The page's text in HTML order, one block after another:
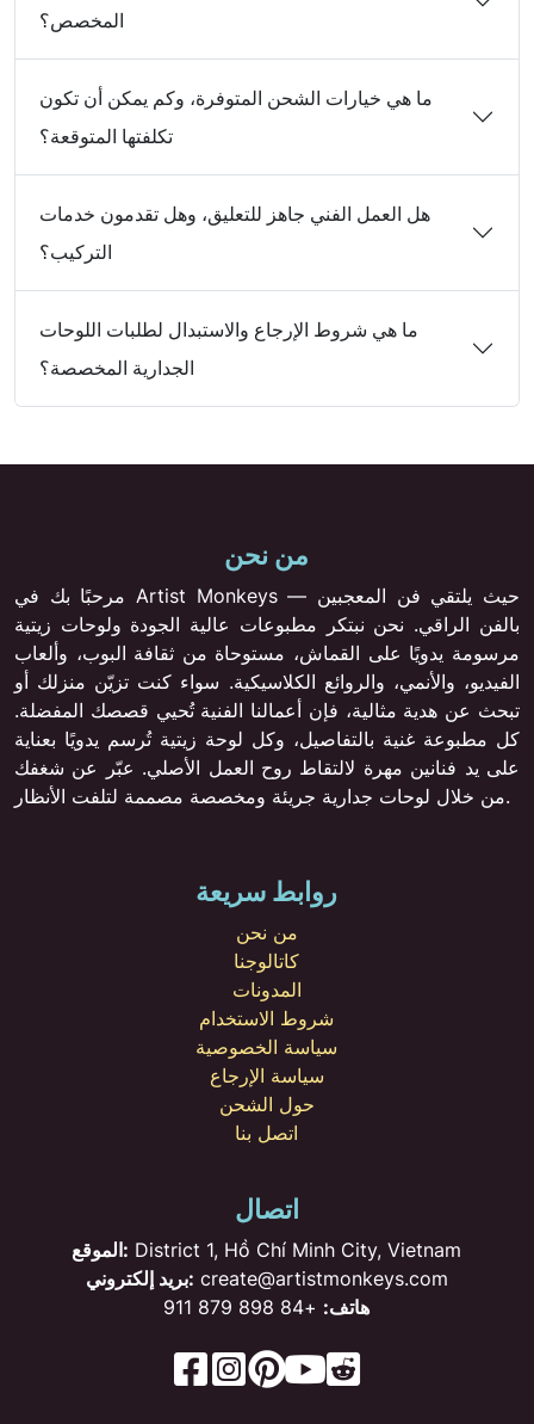
المخصص؟
ما هي خيارات الشحن المتوفرة، وكم يمكن أن تكون
تكلفتها المتوقعة؟
هل العمل الفني جاهز للتعليق، وهل تقدمون خدمات
التركيب؟
ما هي شروط الإرجاع والاستبدال لطلبات اللوحات
الجدارية المخصصة؟
من نحن
مرحبًا بك في Artist Monkeys — حيث يلتقي فن المعجبين
بالفن الراقي. نحن نبتكر مطبوعات عالية الجودة ولوحات زيتية
مرسومة يدويًا على القماش، مستوحاة من ثقافة البوب، وألعاب
الفيديو، والأنمي، والروائع الكلاسيكية. سواء كنت تزيّن منزلك أو
تبحث عن هدية مثالية، فإن أعمالنا الفنية تُحيي قصصك المفضلة.
كل مطبوعة غنية بالتفاصيل، وكل لوحة زيتية تُرسم يدويًا بعناية
على يد فنانين مهرة لالتقاط روح العمل الأصلي. عبّر عن شغفك
من خلال لوحات جدارية جريئة ومخصصة مصممة لتلفت الأنظار.
روابط سريعة
من نحن
كاتالوجنا
المدونات
شروط الاستخدام
سياسة الخصوصية
سياسة الإرجاع
حول الشحن
اتصل بنا
اتصال
الموقع: District 1, Hồ Chí Minh City, Vietnam
بريد إلكتروني: create@artistmonkeys.com
هاتف: +84 898 879 911